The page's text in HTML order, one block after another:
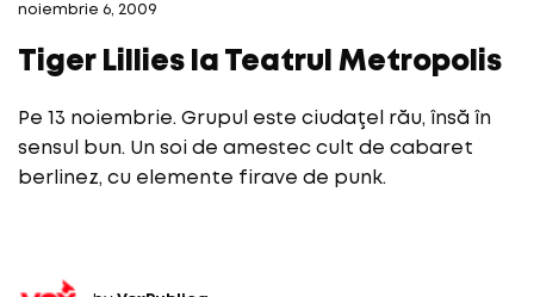
noiembrie 6, 2009
Tiger Lillies la Teatrul Metropolis
Pe 13 noiembrie. Grupul este ciudaţel rău, însă în
sensul bun. Un soi de amestec cult de cabaret
berlinez, cu elemente firave de punk.